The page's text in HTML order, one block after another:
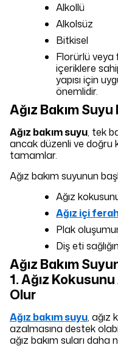
Alkollü
Alkolsüz
Bitkisel
Florürlü veya
içeriklere
yapısı için
önemlidir.
Ağız Bakım
Ağız bakım suyu, tek
ancak düzenli ve doğru
tamamlar.
Ağız bakım suyunun
Ağız
Ağız içi
Plak
Diş eti
Ağız Bakım
1. Ağız
Olur
Ağız bakım suyu, ağız
azalmasına destek
ağız bakım suları daha